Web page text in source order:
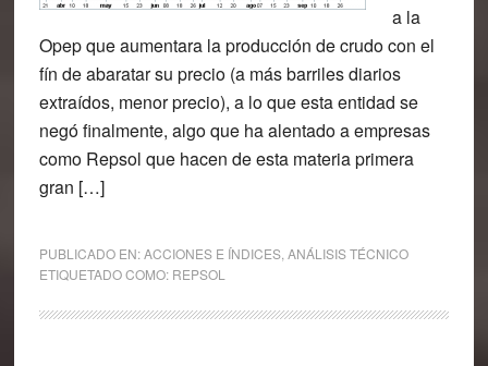
a la
Opep que aumentara la producción de crudo con el
fín de abaratar su precio (a más barriles diarios
extraídos, menor precio), a lo que esta entidad se
negó finalmente, algo que ha alentado a empresas
como Repsol que hacen de esta materia primera
gran […]
PUBLICADO EN:ACCIONES E ÍNDICES, ANÁLISIS TÉCNICO
ETIQUETADO COMO: REPSOL